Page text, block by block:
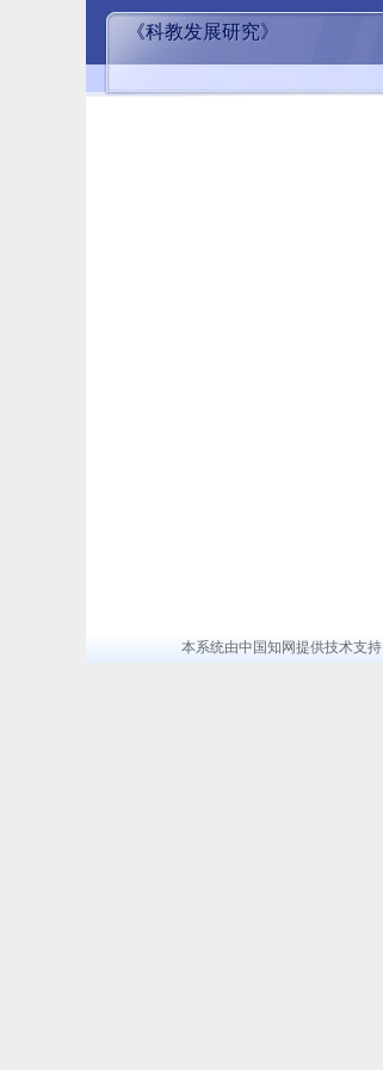
《科教发展研究》
本系统由中国知网提供技术支持